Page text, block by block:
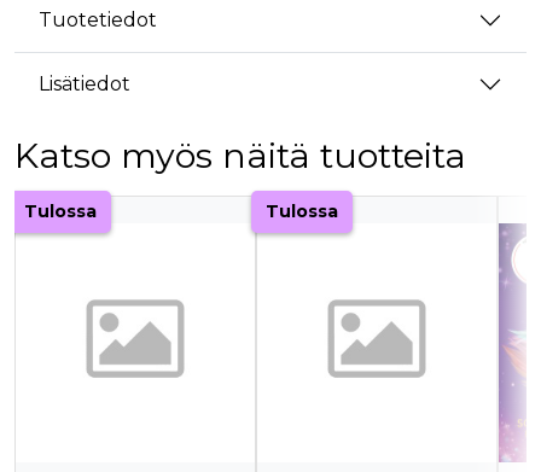
Tuotetiedot
Lisätiedot
Katso myös näitä tuotteita
Tuoteluettelon alku
Tulossa Tulossa